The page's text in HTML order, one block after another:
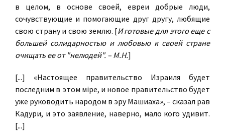
в целом, в основе своей, евреи добрые люди,
сочувствующие и помогающие друг другу, любящие
свою страну и свою землю. [И готовые для этого еще с
большей солидарностью и любовью к своей стране
очищать ее от "нелюдей". – М.Н.]
[...] «Настоящее правительство Израиля будет
последним в этом мiре, и новое правительство будет
уже руководить народом в эру Машиаха», – сказал рав
Кадури, и это заявление, наверно, мало кого удивит.
[...]